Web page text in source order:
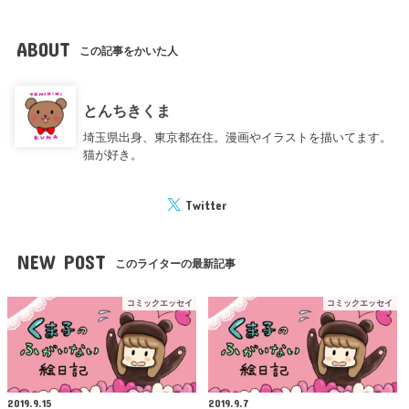
ABOUT この記事をかいた人
とんちきくま
埼玉県出身、東京都在住。漫画やイラストを描いてます。
猫が好き。
Twitter
NEW POST このライターの最新記事
コミックエッセイ
2019.9.15
コミックエッセイ
2019.9.7